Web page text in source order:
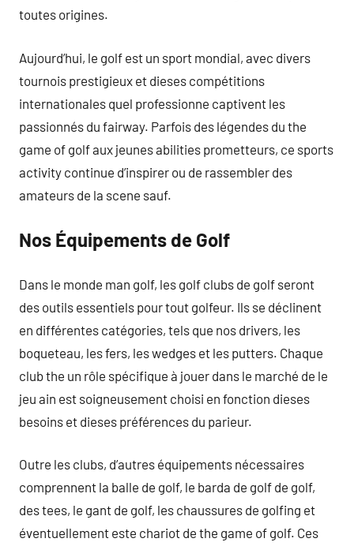
toutes origines.
Aujourd’hui, le golf est un sport mondial, avec divers
tournois prestigieux et dieses compétitions
internationales quel professionne captivent les
passionnés du fairway. Parfois des légendes du the
game of golf aux jeunes abilities prometteurs, ce sports
activity continue d’inspirer ou de rassembler des
amateurs de la scene sauf.
Nos Équipements de Golf
Dans le monde man golf, les golf clubs de golf seront
des outils essentiels pour tout golfeur. Ils se déclinent
en différentes catégories, tels que nos drivers, les
boqueteau, les fers, les wedges et les putters. Chaque
club the un rôle spécifique à jouer dans le marché de le
jeu ain est soigneusement choisi en fonction dieses
besoins et dieses préférences du parieur.
Outre les clubs, d’autres équipements nécessaires
comprennent la balle de golf, le barda de golf de golf,
des tees, le gant de golf, les chaussures de golfing et
éventuellement este chariot de the game of golf. Ces